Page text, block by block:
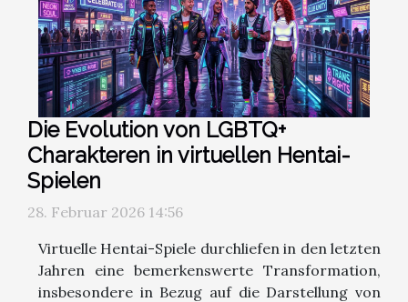
Die Evolution von LGBTQ+
Charakteren in virtuellen Hentai-
Spielen
28. Februar 2026 14:56
Virtuelle Hentai-Spiele durchliefen in den letzten
Jahren eine bemerkenswerte Transformation,
insbesondere in Bezug auf die Darstellung von